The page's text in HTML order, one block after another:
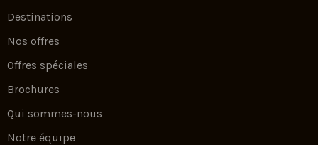
Destinations
Nos offres
Offres spéciales
Brochures
Qui sommes-nous
Notre équipe